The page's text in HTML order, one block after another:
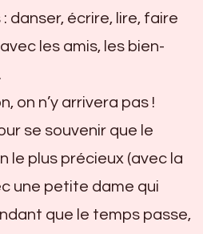
danser, écrire, lire, faire
les amis, les bien-
on n’y arrivera pas !
se souvenir que le
le plus précieux (avec la
une petite dame qui
que le temps passe,